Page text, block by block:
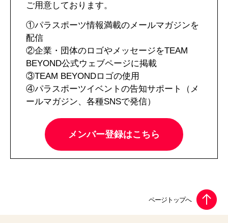
ご用意しております。
①パラスポーツ情報満載のメールマガジンを
配信
②企業・団体のロゴやメッセージをTEAM
BEYOND公式ウェブページに掲載
③TEAM BEYONDロゴの使用
④パラスポーツイベントの告知サポート（メ
ールマガジン、各種SNSで発信）
メンバー登録はこちら